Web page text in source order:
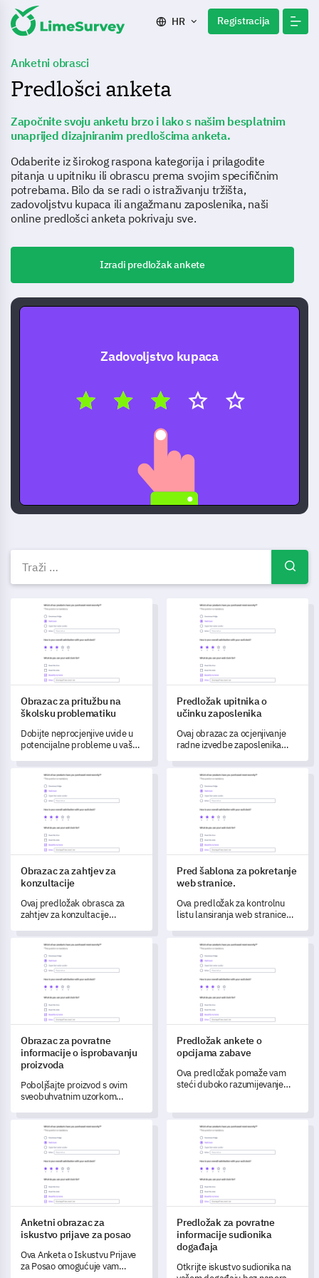
HR Registracija
Anketni obrasci
Predlošci anketa
Započnite svoju anketu brzo i lako s našim besplatnim
unaprijed dizajniranim predlošcima anketa.
Odaberite iz širokog raspona kategorija i prilagodite
pitanja u upitniku ili obrascu prema svojim specifičnim
potrebama. Bilo da se radi o istraživanju tržišta,
zadovoljstvu kupaca ili angažmanu zaposlenika, naši
online predlošci anketa pokrivaju sve.
Izradi predložak ankete
Zadovoljstvo kupaca
Besplatni predlošci anketa
Obrazac za pritužbu na školsku problematiku
Obrazac za pritužbu na
školsku problematiku
Dobijte neprocjenjive uvide u
potencijalne probleme u vašoj
obrascem za pritužbu na
školske probleme.
Predložak upitnika o učinku
Predložak upitnika o
učinku zaposlenika
Ovaj obrazac za ocjenjivanje
radne izvedbe zaposlenika
razumiju i unaprijede radne
odgovornosti svog tima,
suradničku dinamiku,
percepciju vodstva i osobni
Obrazac za zahtjev za konzultacije
Obrazac za zahtjev za
konzultacije
Ovaj predložak obrasca za
zahtjev za konzultacije
zabilježite zahtjeve i
preferencije vašeg klijenta,
čime pomaže u transformaciji
pružanja usluga i povećanju
zadovoljstva klijenata.
Pred šablona za pokretanje
Pred šablona za pokretanje
web stranice.
Ova predložak za kontrolnu
listu lansiranja web stranice
optimiziranje zadovoljstva
korisnika na vašoj novoj web
stranici.
Obrazac za povratne informacije o isprobavanju proizvoda
Obrazac za povratne
informacije o isprobavanju
proizvoda
Poboljšajte proizvod s ovim
sveobuhvatnim uzorkom
prikupljanje iskustava i
povratnih informacija vaših
korisnika na probnom
razdoblju.
Predložak ankete o opcijama
Predložak ankete o
opcijama zabave
Ova predložak pomaže vam
steći duboko razumijevanje
Anketni obrazac za iskustvo prijave za posao
Anketni obrazac za
iskustvo prijave za posao
Ova Anketa o Iskustvu Prijave
za Posao omogućuje vam
Predložak za povratne
Predložak za povratne
informacije sudionika
događaja
Otkrijte iskustvo sudionika na